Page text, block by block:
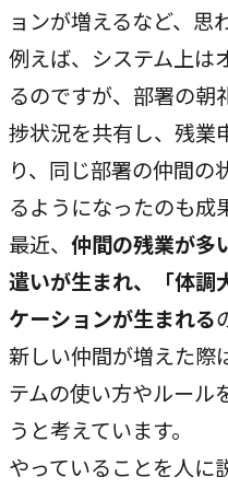
ョンが増えるなど、思
例えば、システム上は
るのですが、部署の朝
捗状況を共有し、残業
り、同じ部署の仲間の
るようになったのも成
最近、 仲間の残業が多
遣いが生まれ、「体調
ケーションが生まれる
新しい仲間が増えた際
テムの使い方やルール
うと考えています。
やっていることを人に